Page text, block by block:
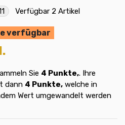
Verfügbar 2 Artikel
verfügbar
Sie 4 Punkte,. Ihre
dann 4 Punkte, welche in
Wert umgewandelt werden